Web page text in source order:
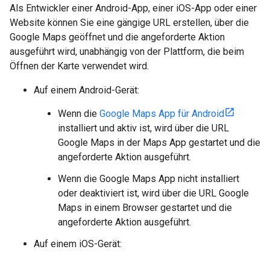
Als Entwickler einer Android-App, einer iOS-App oder einer
Website können Sie eine gängige URL erstellen, über die
Google Maps geöffnet und die angeforderte Aktion
ausgeführt wird, unabhängig von der Plattform, die beim
Öffnen der Karte verwendet wird.
Auf einem Android-Gerät:
Wenn die Google Maps App für Android
installiert und aktiv ist, wird über die URL
Google Maps in der Maps App gestartet und die
angeforderte Aktion ausgeführt.
Wenn die Google Maps App nicht installiert
oder deaktiviert ist, wird über die URL Google
Maps in einem Browser gestartet und die
angeforderte Aktion ausgeführt.
Auf einem iOS-Gerät: